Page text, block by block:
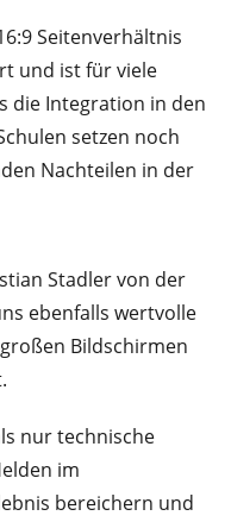
Seitenverhältnis
und ist für viele
die Integration in den
setzen noch
Nachteilen in der
Stadler von der
ebenfalls wertvolle
Bildschirmen
nur technische
im
bereichern und